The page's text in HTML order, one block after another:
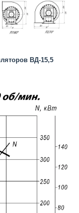
ВД-15,5